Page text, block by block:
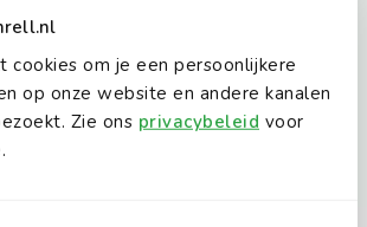
cookies om je een persoonlijkere
op onze website en andere kanalen
Zie ons privacybeleid voor